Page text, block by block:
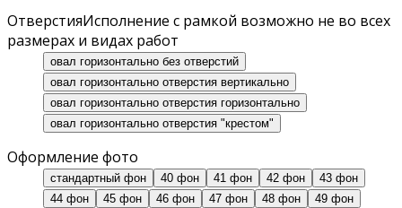
ОтверстияИсполнение с рамкой возможно не во всех
размерах и видах работ
овал горизонтально без отверстий
овал горизонтально отверстия вертикально
овал горизонтально отверстия горизонтально
овал горизонтально отверстия "крестом"
Оформление фото
стандартный фон 40 фон 41 фон 42 фон
43 фон
44 фон
45 фон 46 фон 47 фон 48 фон
49 фон